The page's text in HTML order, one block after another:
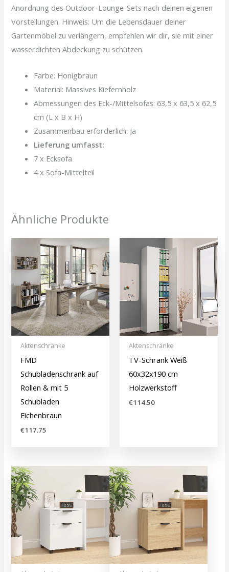
Anordnung des Outdoor-Lounge-Sets nach deinen eigenen
Vorstellungen. Hinweis: Um die Lebensdauer deiner
Gartenmöbel zu verlängern, empfehlen wir dir, sie mit einer
wasserdichten Abdeckung zu schützen.
Farbe: Honigbraun
Material: Massives Kiefernholz
Abmessungen des Eck-/Mittelsofas: 63,5 x 63,5 x 62,5
cm (L x B x H)
Zusammenbau erforderlich: Ja
Lieferung umfasst:
7 x Ecksofa
4 x Sofa-Mittelteil
Ähnliche Produkte
Aktenschränke
FMD
Schubladenschrank auf
Rollen & mit 5
Schubladen
Eichenbraun
€117.75
Aktenschränke
TV-Schrank Weiß
60x32x190 cm
Holzwerkstoff
€114.50